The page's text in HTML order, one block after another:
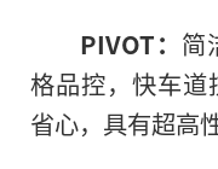
PIVOT： 简
格品控，快车道
省心，具有超高